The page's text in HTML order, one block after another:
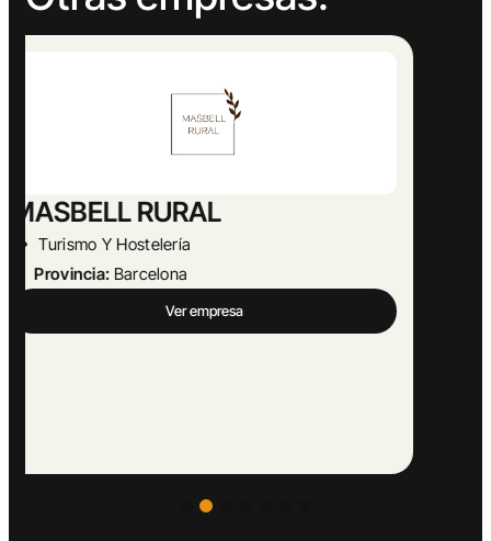
Abogado Ángel López
Actividades Jurídicas
Provincia:Málaga
Ver empresa